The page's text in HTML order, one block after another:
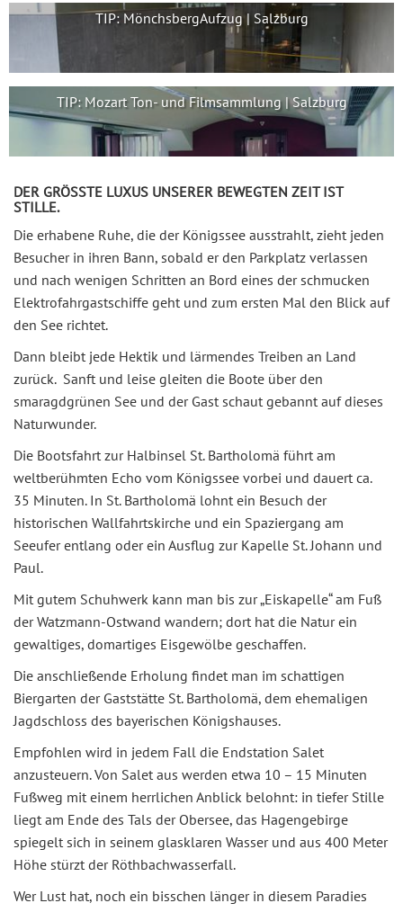
TIP: MönchsbergAufzug | Salzburg
TIP: Mozart Ton- und Filmsammlung | Salzburg
DER GRÖSSTE LUXUS UNSERER BEWEGTEN ZEIT IST S
TILLE.
Die erhabene Ruhe, die der Königssee ausstrahlt, zieht jeden
Besucher in ihren Bann, sobald er den Parkplatz verlassen
und nach wenigen Schritten an Bord eines der schmucken
Elektrofahrgastschiffe geht und zum ersten Mal den Blick auf
den See richtet.
Dann bleibt jede Hektik und lärmendes Treiben an Land
zurück. Sanft und leise gleiten die Boote über den
smaragdgrünen See und der Gast schaut gebannt auf dieses
Naturwunder.
Die Bootsfahrt zur Halbinsel St. Bartholomä führt am
weltberühmten Echo vom Königssee vorbei und dauert ca.
35 Minuten. In St. Bartholomä lohnt ein Besuch der
historischen Wallfahrtskirche und ein Spaziergang am
Seeufer entlang oder ein Ausflug zur Kapelle St. Johann und
Paul.
Mit gutem Schuhwerk kann man bis zur „Eiskapelle“ am Fuß
der Watzmann-Ostwand wandern; dort hat die Natur ein
gewaltiges, domartiges Eisgewölbe geschaffen.
Die anschließende Erholung findet man im schattigen
Biergarten der Gaststätte St. Bartholomä, dem ehemaligen
Jagdschloss des bayerischen Königshauses.
Empfohlen wird in jedem Fall die Endstation Salet
anzusteuern. Von Salet aus werden etwa 10 – 15 Minuten
Fußweg mit einem herrlichen Anblick belohnt: in tiefer Stille
liegt am Ende des Tals der Obersee, das Hagengebirge
spiegelt sich in seinem glasklaren Wasser und aus 400 Meter
Höhe stürzt der Röthbachwasserfall.
Wer Lust hat, noch ein bisschen länger in diesem Paradies